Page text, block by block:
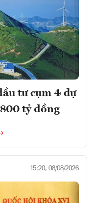
tư cụm 4 dự
tỷ đồng
15:20, 08/08/2026